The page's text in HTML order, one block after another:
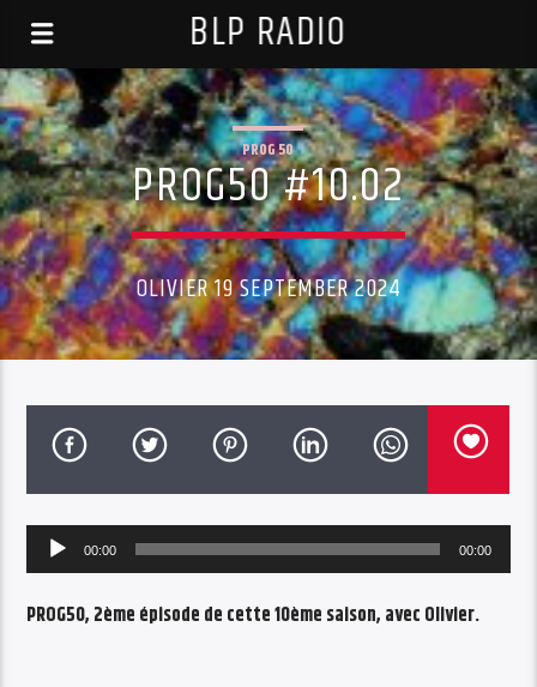
BLP RADIO
PROG 50
PROG50 #10.02
OLIVIER 19 SEPTEMBER 2024
Audio
Player
00:00 00:00
PROG50, 2ème épisode de cette 10ème saison, avec Olivier.